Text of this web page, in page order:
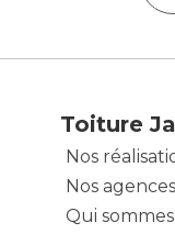
Toiture
Nos
Nos agences
Qui